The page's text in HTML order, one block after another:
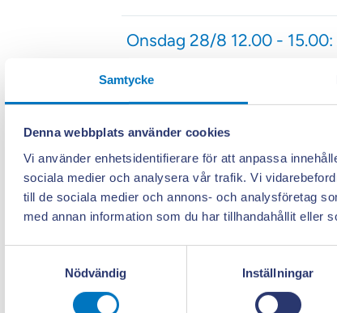
Samtycke
Denna webbplats använder cookies
Vi använder enhetsidentifierare för att anpassa
sociala medier och analysera vår trafik. Vi
till de sociala medier och annons- och analysföretag
med annan information som du har tillhandahållit eller
Nödvändig
Inställningar
Onsdag 28/8 12.00 -
Torsdag 29/8 10.00 -
Torsdag 29/8 18.00 -
Fredag 30/8 08.00 -
Kalmarsalen